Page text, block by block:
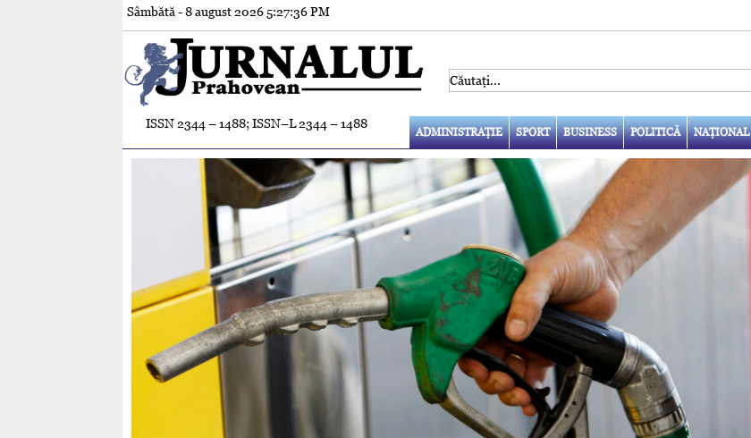
Sâmbătă - 8 august 2026 5:27:38 PM
ISSN 2344 – 1488; ISSN–L 2344 – 1488
ADMINISTRAŢIE SPORT BUSINESS POLITICĂ NAŢIONAL